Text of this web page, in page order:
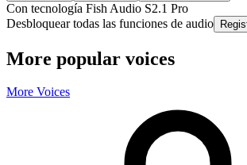
Con tecnología Fish Audio S2.1 Pro
Desbloquear todas las funciones de audio
More popular voices
More Voices